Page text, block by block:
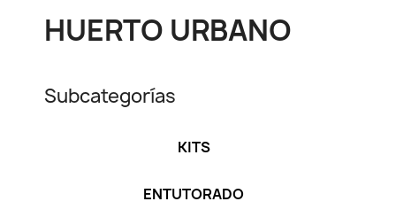
HUERTO URBANO
Subcategorías
KITS
ENTUTORADO